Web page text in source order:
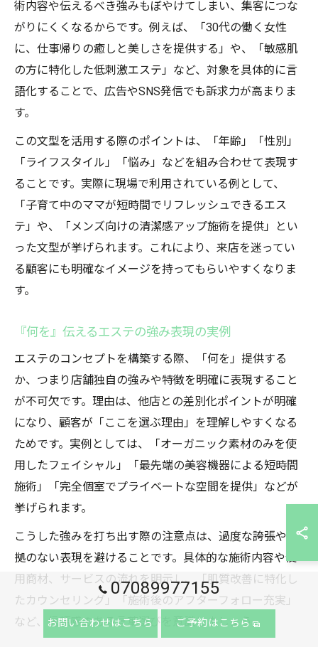
術内容や伝えるべき強みもぼやけてしまい、集客につな
がりにくくなるからです。例えば、「30代の働く女性
に、仕事帰りの癒しと美しさを提供する」や、「敏感肌
の方に特化した低刺激エステ」など、対象を具体的に言
語化することで、広告やSNS発信でも訴求力が高まりま
す。
この文型を活用する際のポイントは、「年齢」「性別」
「ライフスタイル」「悩み」などを組み合わせて表現す
ることです。実際に現場で利用されている例として、
「子育て中のママが短時間でリフレッシュできるエス
テ」や、「メンズ向けの清潔感アップ施術を提供」とい
った文型が挙げられます。これにより、来店を迷ってい
る顧客にも明確なイメージを持ってもらいやすくなりま
す。
『何を』伝えるエステの強み表現の実例
エステのコンセプトを構築する際、「何を」提供する
か、つまり店舗独自の強みや特徴を明確に表現すること
が不可欠です。理由は、他店との差別化ポイントが明確
になり、顧客が「ここを選ぶ理由」を理解しやすくなる
ためです。実例としては、「オーガニック素材のみを使
用したフェイシャル」「最先端の美容機器による短時間
施術」「完全個室でプライベートな空間を提供」などが
挙げられます。
こうした強みを打ち出す際の注意点は、過度な誇張や根
拠のない表現を避けることです。具体的な施術内容や使
用商材、サービスの流れを明示し、「肌質改善に特化し
たカウンセリング」「施術後のアフターフォロー充実」
など、信頼感のある言葉選びを意識しましょう。
07089977155
お問い合わせはこちら ご予約はこちら